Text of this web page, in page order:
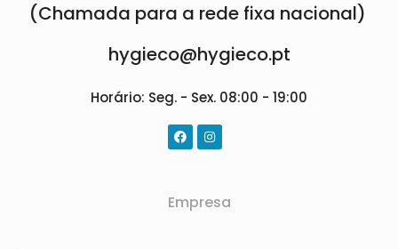
(Chamada para a rede fixa nacional)
hygieco@hygieco.pt
Horário: Seg. - Sex. 08:00 - 19:00
Empresa